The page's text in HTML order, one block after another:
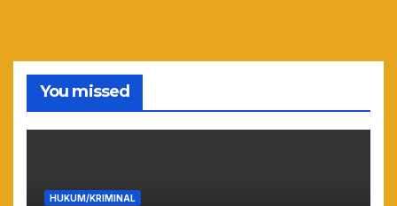
You missed
HUKUM/KRIMINAL